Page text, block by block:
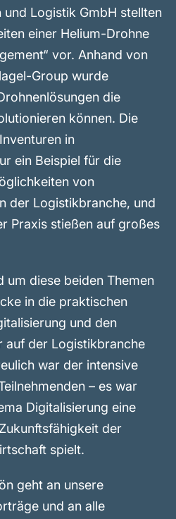
Logistik GmbH stellten
einer Helium-Drohne
vor. Anhand von
Group wurde
die
können. Die
in
ein Beispiel für die
von
der Logistikbranche, und
Praxis stießen auf großes
um diese beiden Themen
in die praktischen
und den
auf der Logistikbranche
war der intensive
– es war
Digitalisierung eine
der
spielt.
geht an unsere
und an alle